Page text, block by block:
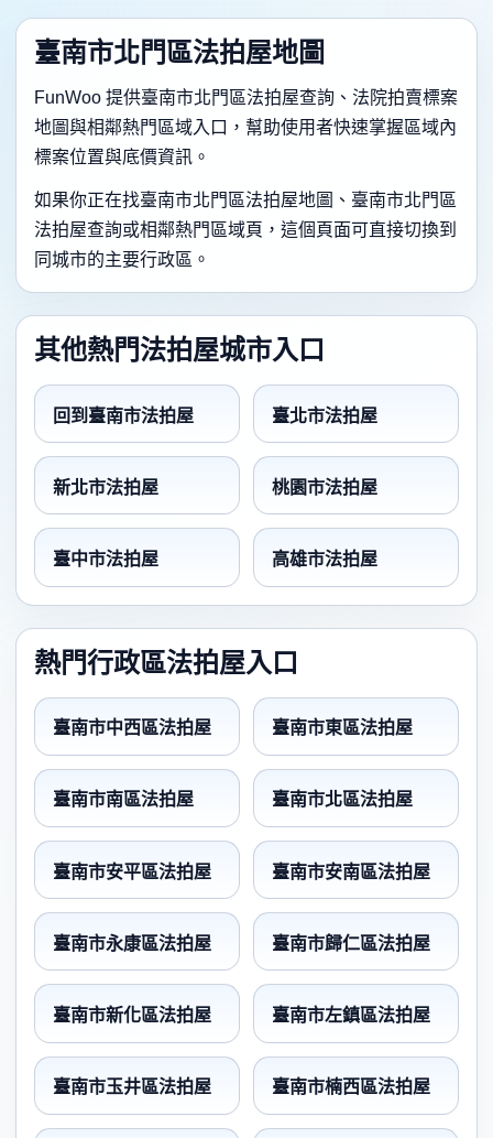
臺南市北門區法拍屋地圖
FunWoo 提供臺南市北門區法拍屋查詢、法院拍賣標案
地圖與相鄰熱門區域入口，幫助使用者快速掌握區域內
標案位置與底價資訊。
如果你正在找臺南市北門區法拍屋地圖、臺南市北門區
法拍屋查詢或相鄰熱門區域頁，這個頁面可直接切換到
同城市的主要行政區。
其他熱門法拍屋城市入口
回到臺南市法拍屋 臺北市法拍屋
新北市法拍屋 桃園市法拍屋
臺中市法拍屋 高雄市法拍屋
熱門行政區法拍屋入口
臺南市中西區法拍屋 臺南市東區法拍屋
臺南市南區法拍屋 臺南市北區法拍屋
臺南市安平區法拍屋 臺南市安南區法拍屋
臺南市永康區法拍屋 臺南市歸仁區法拍屋
臺南市新化區法拍屋 臺南市左鎮區法拍屋
臺南市玉井區法拍屋 臺南市楠西區法拍屋